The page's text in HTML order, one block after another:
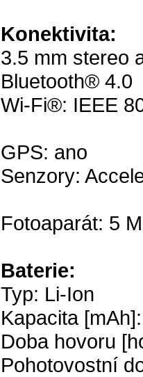
Konektivita:
3.5 mm stereo
Bluetooth® 4.0
Wi-Fi®: IEEE
GPS: ano
Senzory:
Fotoaparát: 5
Baterie:
Typ: Li-Ion
Kapacita
Doba hovoru
Pohotovostní